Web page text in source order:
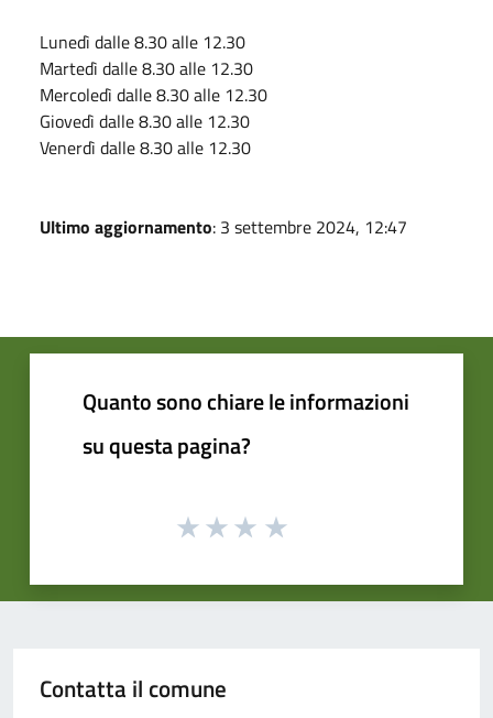
Lunedì dalle 8.30 alle 12.30
Martedì dalle 8.30 alle 12.30
Mercoledì dalle 8.30 alle 12.30
Giovedì dalle 8.30 alle 12.30
Venerdì dalle 8.30 alle 12.30
Ultimo aggiornamento: 3 settembre 2024, 12:47
Quanto sono chiare le informazioni
su questa pagina?
Contatta il comune